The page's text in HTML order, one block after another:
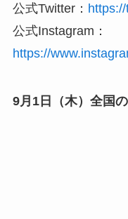
公式Twitter：
公式Instagram：
https://
9月1日（木）全国